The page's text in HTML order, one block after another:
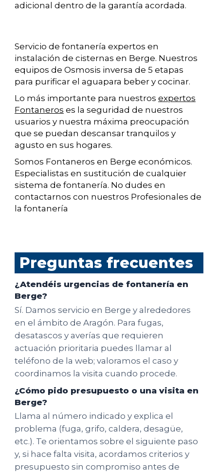
adicional dentro de la garantía acordada.
Servicio de fontanería expertos en
instalación de cisternas en Berge. Nuestros
equipos de Osmosis inversa de 5 etapas
para purificar el aguapara beber y cocinar.
Lo más importante para nuestros expertos
Fontaneros es la seguridad de nuestros
usuarios y nuestra máxima preocupación
que se puedan descansar tranquilos y
agusto en sus hogares.
Somos Fontaneros en Berge económicos.
Especialistas en sustitución de cualquier
sistema de fontanería. No dudes en
contactarnos con nuestros Profesionales de
la fontanería
Preguntas frecuentes
¿Atendéis urgencias de fontanería en
Berge?
Sí. Damos servicio en Berge y alrededores
en el ámbito de Aragón. Para fugas,
desatascos y averías que requieren
actuación prioritaria puedes llamar al
teléfono de la web; valoramos el caso y
coordinamos la visita cuando procede.
¿Cómo pido presupuesto o una visita en
Berge?
Llama al número indicado y explica el
problema (fuga, grifo, caldera, desagüe,
etc.). Te orientamos sobre el siguiente paso
y, si hace falta visita, acordamos criterios y
presupuesto sin compromiso antes de